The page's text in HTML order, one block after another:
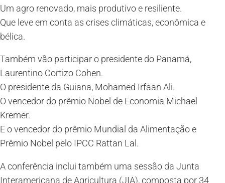
Um agro renovado, mais produtivo e resiliente.
Que leve em conta as crises climáticas, econômica e
bélica.
Também vão participar o presidente do Panamá,
Laurentino Cortizo Cohen.
O presidente da Guiana, Mohamed Irfaan Ali.
O vencedor do prêmio Nobel de Economia Michael
Kremer.
E o vencedor do prêmio Mundial da Alimentação e
Prêmio Nobel pelo IPCC Rattan Lal.
A conferência inclui também uma sessão da Junta
Interamericana de Agricultura (JIA), composta por 34